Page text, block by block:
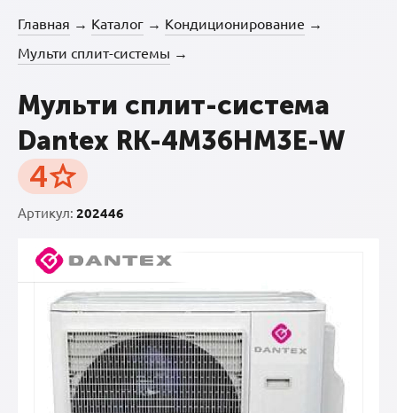
Главная → Каталог → Кондиционирование →
Мульти сплит-системы →
Мульти сплит-система
Dantex RK-4M36HM3E-W
4
Артикул: 202446